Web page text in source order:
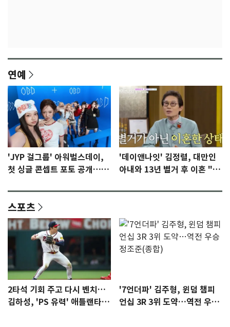
연예
'JYP 걸그룹' 아워벌스데이,
첫 싱글 콘셉트 포토 공개…청
'데이앤나잇' 김정렬, 대만인
아내와 13년 별거 후 이혼 "술
스포츠
2타석 기회 주고 다시 벤치…
김하성, 'PS 유력' 애틀랜타에
'7언더파' 김주형, 윈덤 챔피
언십 3R 3위 도약…역전 우승